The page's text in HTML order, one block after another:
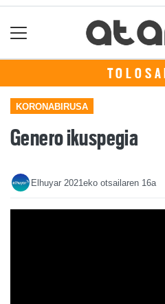
KORONABIRUSA
Genero ikuspegia
Elhuyar 2021eko otsailaren 16a